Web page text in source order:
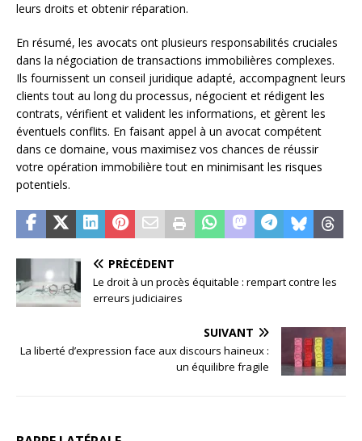
leurs droits et obtenir réparation.
En résumé, les avocats ont plusieurs responsabilités cruciales
dans la négociation de transactions immobilières complexes.
Ils fournissent un conseil juridique adapté, accompagnent leurs
clients tout au long du processus, négocient et rédigent les
contrats, vérifient et valident les informations, et gèrent les
éventuels conflits. En faisant appel à un avocat compétent
dans ce domaine, vous maximisez vos chances de réussir
votre opération immobilière tout en minimisant les risques
potentiels.
PRÉCÉDENT
Le droit à un procès équitable : rempart contre les
erreurs judiciaires
SUIVANT
La liberté d’expression face aux discours haineux :
un équilibre fragile